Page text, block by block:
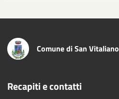
Comune di San Vitaliano
Recapiti e contatti